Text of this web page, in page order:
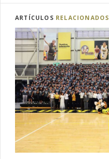
ARTÍCULOS RELACIONADOS